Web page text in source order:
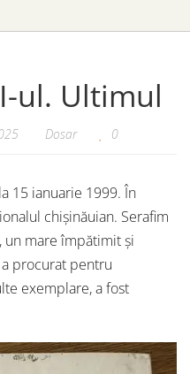
ul. Ultimul
Dosar 0
15 ianuarie 1999. În
chișinăuian. Serafim
un mare împătimit și
procurat pentru
exemplare, a fost